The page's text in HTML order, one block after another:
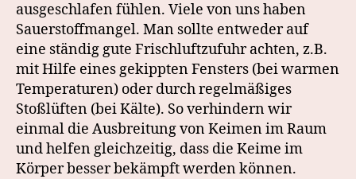
ausgeschlafen fühlen. Viele von uns haben
Sauerstoffmangel. Man sollte entweder auf
eine ständig gute Frischluftzufuhr achten, z.B.
mit Hilfe eines gekippten Fensters (bei warmen
Temperaturen) oder durch regelmäßiges
Stoßlüften (bei Kälte). So verhindern wir
einmal die Ausbreitung von Keimen im Raum
und helfen gleichzeitig, dass die Keime im
Körper besser bekämpft werden können.